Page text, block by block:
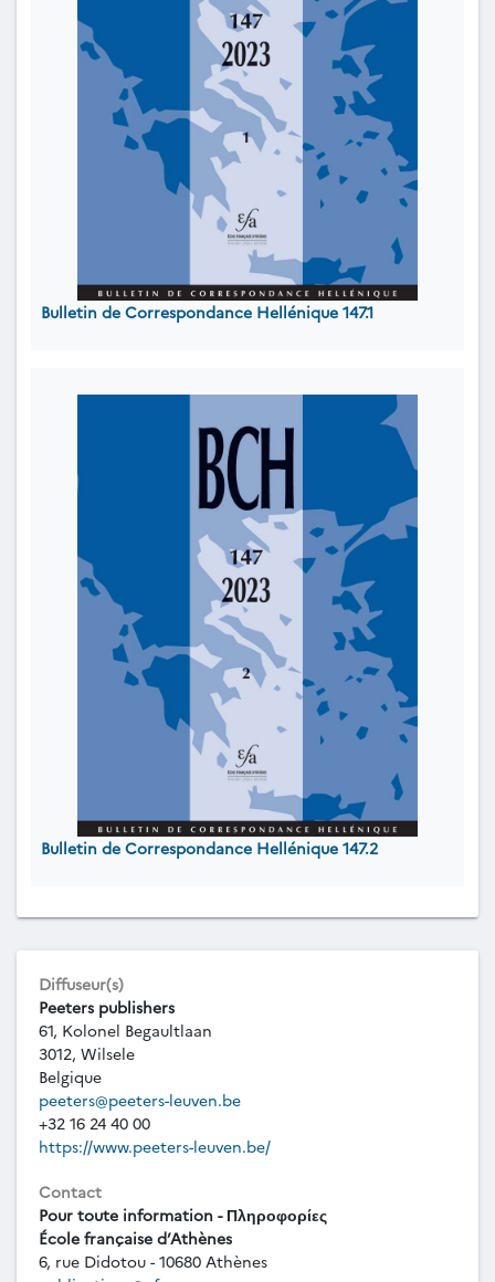
Bulletin de Correspondance Hellénique 147.1
Bulletin de Correspondance Hellénique 147.2
Diffuseur(s)
Peeters publishers
61, Kolonel Begaultlaan
3012, Wilsele
Belgique
peeters@peeters-leuven.be
+32 16 24 40 00
https://www.peeters-leuven.be/
Contact
Pour toute information - Πληροφορίες
École française d’Athènes
6, rue Didotou - 10680 Athènes